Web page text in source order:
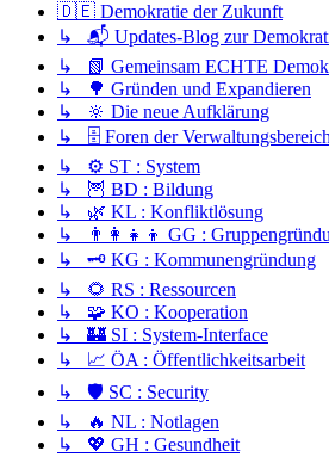
🇩🇪 Demokratie der Zukunft
↳ 📬 Updates-Blog zur
↳ 📗 Gemeinsam ECHTE
↳ 🌳 Gründen und Expandieren
↳ 🔆 Die neue Aufklärung
↳ 🗄️ Foren der
↳ ⚙️ ST : System
↳ 🦉 BD : Bildung
↳ 🌿 KL : Konfliktlösung
↳ 👨‍👩‍👧‍👦 GG :
↳ 🗝️ KG : Kommunengründung
↳ 🌻 RS : Ressourcen
↳ 🧩 KO : Kooperation
↳ 🏰 SI : System-Interface
↳ 📈 ÖA : Öffentlichkeitsarbeit
↳ 🛡️ SC : Security
↳ 🔥 NL : Notlagen
↳ 💖 GH : Gesundheit